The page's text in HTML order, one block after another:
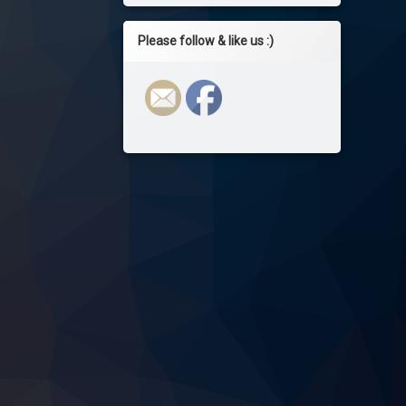
Please follow & like us :)